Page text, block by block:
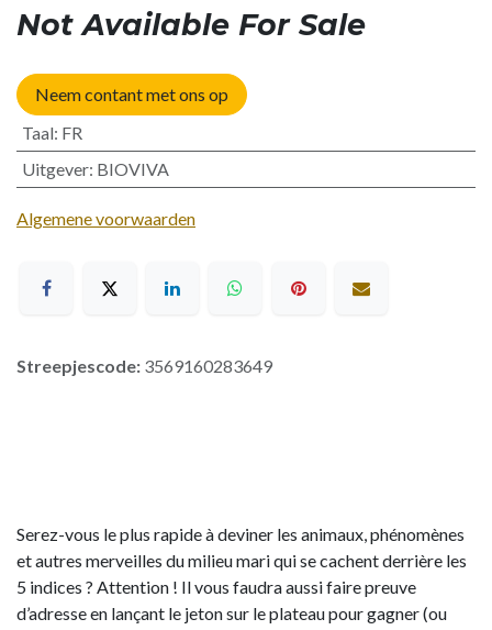
Not Available For Sale
Neem contant met ons op
Taal: FR
Uitgever: BIOVIVA
Algemene voorwaarden
Streepjescode: 3569160283649
Serez-vous le plus rapide à deviner les animaux, phénomènes
et autres merveilles du milieu mari qui se cachent derrière les
5 indices ? Attention ! Il vous faudra aussi faire preuve
d’adresse en lançant le jeton sur le plateau pour gagner (ou